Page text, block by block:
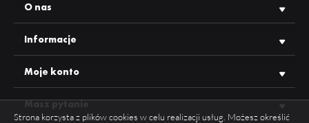
O nas
Informacje
Moje konto
Masz pytanie
Strona korzysta z plików cookies w celu realizacji usług. Możesz określić